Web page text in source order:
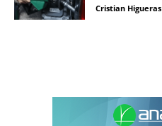
Cristian Higueras